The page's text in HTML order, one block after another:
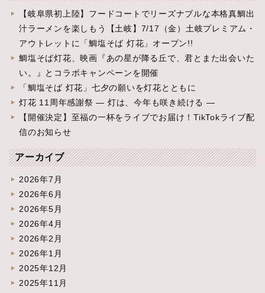
【岐阜県初上陸】フードコートでリーズナブルな本格真鯛出
汁ラーメンを楽しもう【土岐】7/17（金）土岐プレミアム・
アウトレットに「鯛塩そば 灯花」オープン!!
鯛塩そば灯花、映画『あの星が降る丘で、君とまた出会いた
い。』とコラボキャンペーンを開催
「鯛塩そば 灯花」七夕の願いを灯花とともに
灯花 11周年感謝祭 ― 灯は、今年も咲き続ける ―
【開催決定】至福の一杯をライブでお届け！TikTokライブ配
信のお知らせ
アーカイブ
2026年7月
2026年6月
2026年5月
2026年4月
2026年2月
2026年1月
2025年12月
2025年11月